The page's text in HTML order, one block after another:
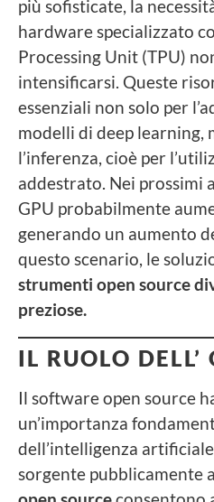
più sofisticate, la
hardware specializzato
Processing Unit (TPU)
intensificarsi. Queste
essenziali non solo per
modelli di deep learning,
l’inferenza, cioè per
addestrato. Nei prossimi
GPU probabilmente
generando un aumento
questo scenario, le
strumenti open source
preziose.
IL RUOLO DELL’
Il software open source
un’importanza
dell’intelligenza
sorgente pubblicamente